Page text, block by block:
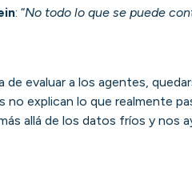
: “No todo lo que se puede
de evaluar a los agentes,
no explican lo que realmente
allá de los datos fríos y nos